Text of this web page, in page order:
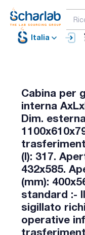
Italia
Cabina per
interna
Dim.
(l): 317.
432x585.
(mm):
standard :-
sigillato
operative